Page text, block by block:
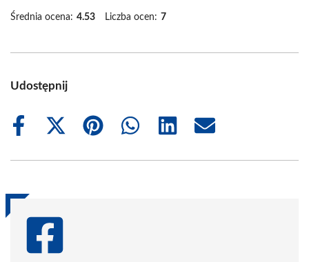
Średnia ocena: 4.53 Liczba ocen: 7
Udostępnij
Share
Share
(Twitter)
Share
Share
Share
Share